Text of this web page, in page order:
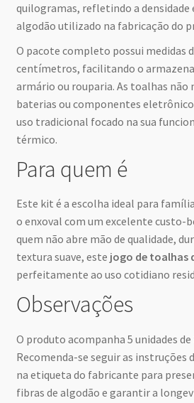
quilogramas, refletindo a densidade
algodão utilizado na fabricação do
O pacote completo possui medidas
centímetros, facilitando o
armário ou rouparia. As toalhas não
baterias ou componentes
uso tradicional focado na sua
térmico.
Para quem é
Este kit é a escolha ideal para
o enxoval com um excelente custo-
quem não abre mão de qualidade,
textura suave, este jogo de toalhas
perfeitamente ao uso cotidiano
Observações
O produto acompanha 5 unidades
Recomenda-se seguir as instruções
na etiqueta do fabricante para
fibras de algodão e garantir a